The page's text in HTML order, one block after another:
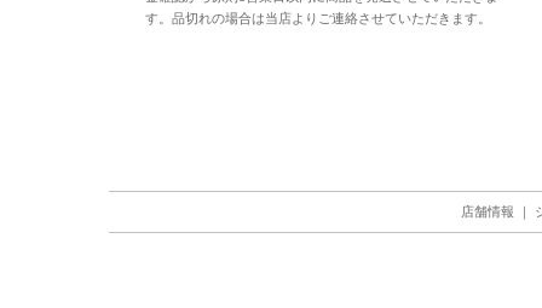
す。品切れの場合は当店よりご連絡させていただきます。
店舗情報 ｜